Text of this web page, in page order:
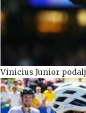
Vinicius Junior